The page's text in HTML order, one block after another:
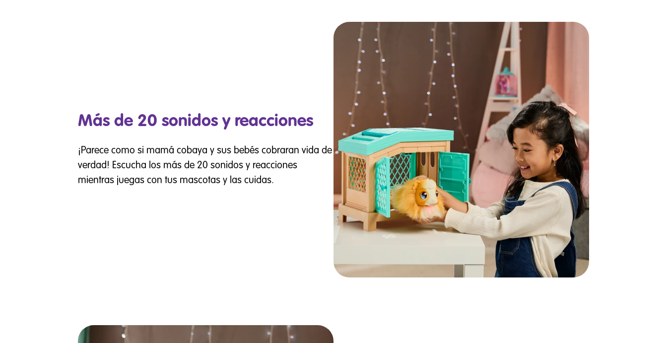
Más de 20 sonidos y reacciones
¡Parece como si mamá cobaya y sus bebés cobraran vida de
verdad! Escucha los más de 20 sonidos y reacciones
mientras juegas con tus mascotas y las cuidas.